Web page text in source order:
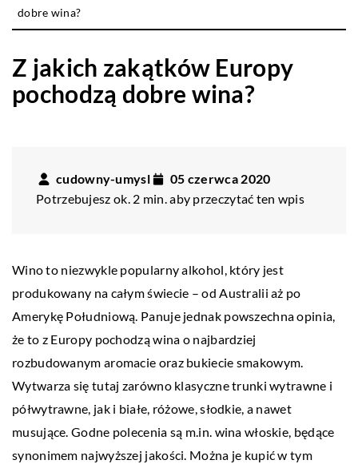
dobre wina?
Z jakich zakątków Europy
pochodzą dobre wina?
cudowny-umysl
05 czerwca 2020
Potrzebujesz ok. 2 min. aby przeczytać ten wpis
Wino to niezwykle popularny alkohol, który jest
produkowany na całym świecie – od Australii aż po
Amerykę Południową. Panuje jednak powszechna opinia,
że to z Europy pochodzą wina o najbardziej
rozbudowanym aromacie oraz bukiecie smakowym.
Wytwarza się tutaj zarówno klasyczne trunki wytrawne i
półwytrawne, jak i białe, różowe, słodkie, a nawet
musujące. Godne polecenia są m.in. wina włoskie, będące
synonimem najwyższej jakości. Można je kupić w tym